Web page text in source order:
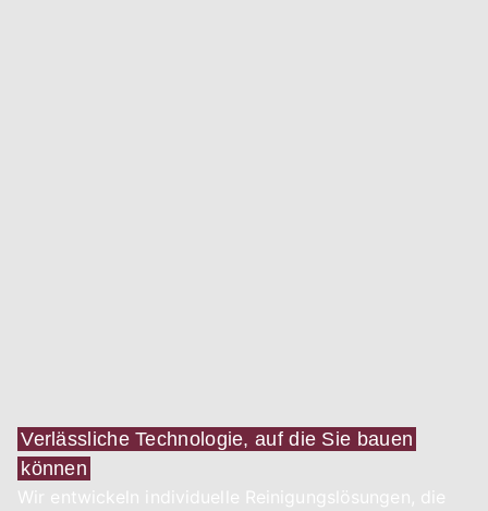
Verlässliche Technologie, auf die Sie bauen
können
Wir entwickeln individuelle Reinigungslösungen, die